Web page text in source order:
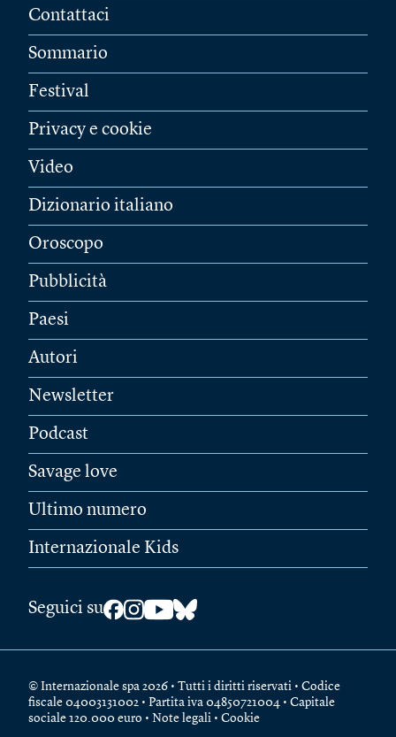
Contattaci
Sommario
Festival
Privacy e cookie
Video
Dizionario italiano
Oroscopo
Pubblicità
Paesi
Autori
Newsletter
Podcast
Savage love
Ultimo numero
Internazionale Kids
Seguici su
© Internazionale spa 2026 • Tutti i diritti riservati • Codice
fiscale 04003131002 • Partita iva 04850721004 • Capitale
sociale 120.000 euro • Note legali • Cookie